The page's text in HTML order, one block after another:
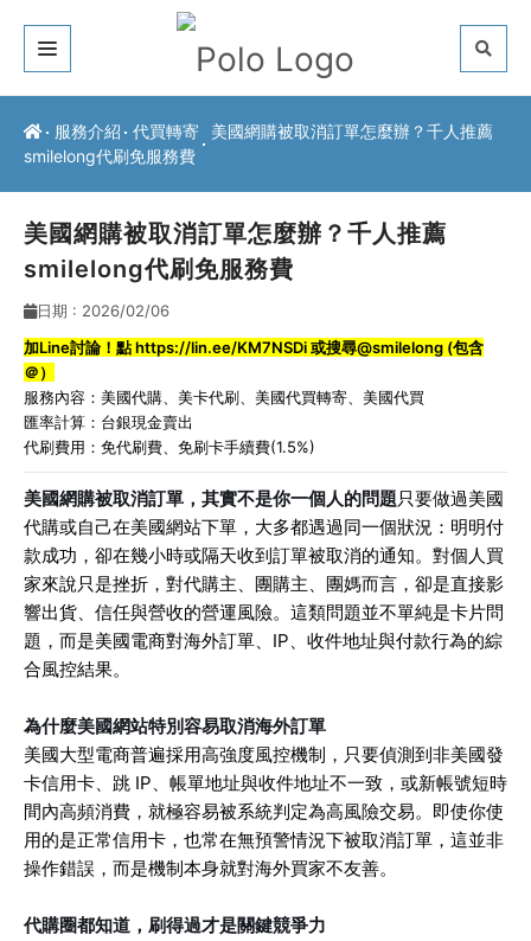
關於我們
服務介紹
常見問題
最新公告
聯絡方式
服務介紹 代買轉寄
美國網購被取消訂單怎麼辦？千人推薦
smilelong代刷免服務費
美國網購被取消訂單怎麼辦？千人推薦
smilelong代刷免服務費
日期 : 2026/02/06
加Line討論！點https://lin.ee/KM7NSDi或搜尋@smilelong (包含
＠）
服務內容： 美國代購 美卡代刷 美國代買轉寄
美國代買
匯率計算：台銀現金賣出
代刷費用：免代刷費、免刷卡手續費(1.5%)
美國網購被取消訂單，其實不是你一個人的問題只要做過美國
代購或自己在美國網站下單，大多都遇過同一個狀況：明明付
款成功，卻在幾小時或隔天收到訂單被取消的通知。對個人買
家來說只是挫折，對代購主、團購主、團媽而言，卻是直接影
響出貨、信任與營收的營運風險。這類問題並不單純是卡片問
題，而是美國電商對海外訂單、IP、收件地址與付款行為的綜
合風控結果。
為什麼美國網站特別容易取消海外訂單
美國大型電商普遍採用高強度風控機制，只要偵測到非美國發
卡信用卡、跳 IP、帳單地址與收件地址不一致，或新帳號短時
間內高頻消費，就極容易被系統判定為高風險交易。即使你使
用的是正常信用卡，也常在無預警情況下被取消訂單，這並非
操作錯誤，而是機制本身就對海外買家不友善。
代購圈都知道，刷得過才是關鍵競爭力